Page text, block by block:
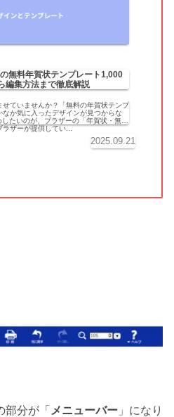
無料年賀状テンプレート1,000
編集方法まで徹底解説
ていませんか？「無料の年賀状テンプ
か気に入ったデザインが見つからな
たいのが、ブラザーの「年賀状・無料
ラザーが提供してい...
2025.09.21
分が「 メニューバー 」になり